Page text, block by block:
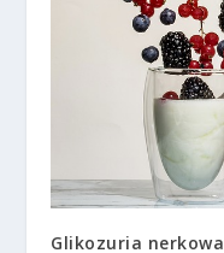
Glikozuria nerkowa